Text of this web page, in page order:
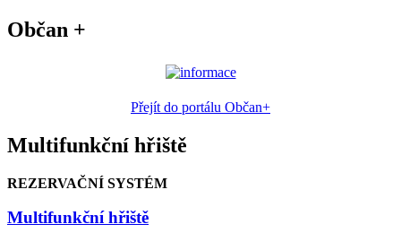
Občan +
Přejít do portálu Občan+
Multifunkční hřiště
REZERVAČNÍ SYSTÉM
Multifunkční hřiště